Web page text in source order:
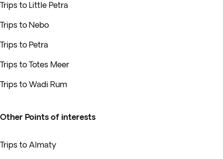
Trips to Little Petra
Trips to Nebo
Trips to Petra
Trips to Totes Meer
Trips to Wadi Rum
Other Points of interests
Trips to Almaty